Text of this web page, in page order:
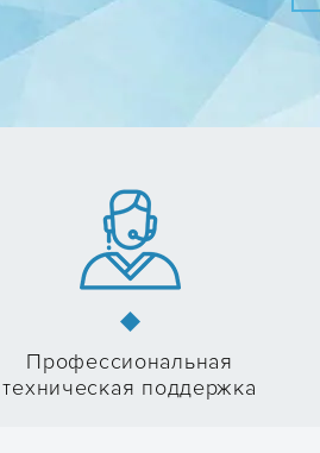
Профессиональная
техническая поддержка